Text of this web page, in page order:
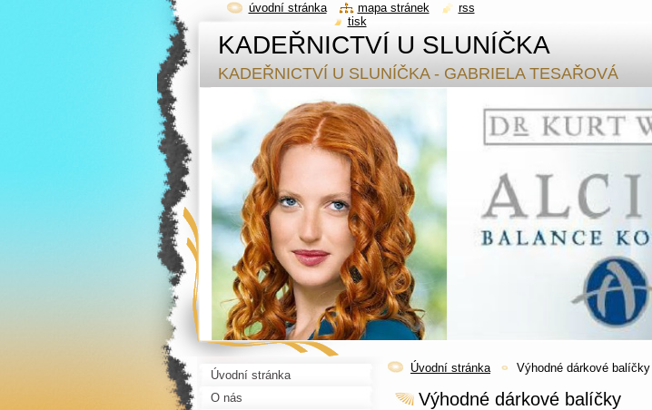
KADEŘNICTVÍ U SLUNÍČKA
KADEŘNICTVÍ U SLUNÍČKA - GABRIELA TESAŘOVÁ
Úvodní stránka Výhodné dárkové balíčky
Výhodné dárkové balíčky
Úvodní stránka
O nás
úvodní stránka mapa stránek
rss
tisk